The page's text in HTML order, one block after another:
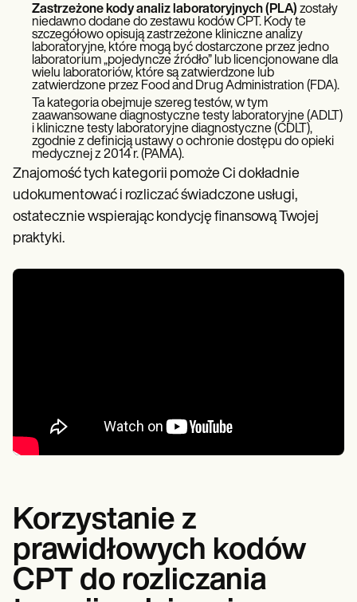
Zastrzeżone kody analiz laboratoryjnych (PLA) zostały
niedawno dodane do zestawu kodów CPT. Kody te
szczegółowo opisują zastrzeżone kliniczne analizy
laboratoryjne, które mogą być dostarczone przez jedno
laboratorium „pojedyncze źródło” lub licencjonowane dla
wielu laboratoriów, które są zatwierdzone lub
zatwierdzone przez Food and Drug Administration (FDA).
Ta kategoria obejmuje szereg testów, w tym
zaawansowane diagnostyczne testy laboratoryjne (ADLT)
i kliniczne testy laboratoryjne diagnostyczne (CDLT),
zgodnie z definicją ustawy o ochronie dostępu do opieki
medycznej z 2014 r. (PAMA).
Znajomość tych kategorii pomoże Ci dokładnie
udokumentować i rozliczać świadczone usługi,
ostatecznie wspierając kondycję finansową Twojej
praktyki.
Korzystanie z
prawidłowych kodów
CPT do rozliczania